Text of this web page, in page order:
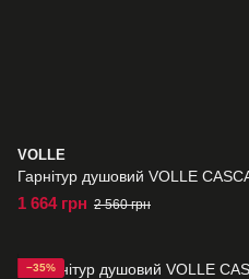
VOLLE
Гарнітур душовий VOLLE
1 664 грн 2 560 грн
−35%